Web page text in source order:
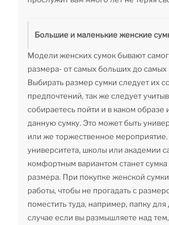
Большие и маленькие женские
Модели женских сумок бывают
размера- от самых больших до самых
Выбирать размер сумки следует их
предпочтений, так же следует
собираетесь пойти и в каком образе
данную сумку. Это может быть
или же торжественное
университета, школы или академии
комфортным вариантом станет
размера. При покупке женской
работы, чтобы не прогадать с
поместить туда, например, папку
случае если вы размышляете над